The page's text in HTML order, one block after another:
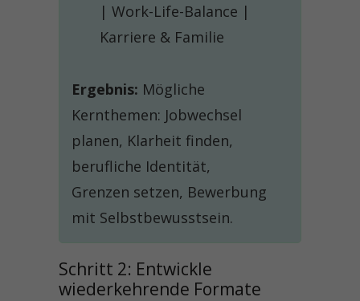
| Work-Life-Balance |
Karriere & Familie
Ergebnis: Mögliche
Kernthemen: Jobwechsel
planen, Klarheit finden,
berufliche Identität,
Grenzen setzen, Bewerbung
mit Selbstbewusstsein.
Schritt 2: Entwickle
wiederkehrende Formate